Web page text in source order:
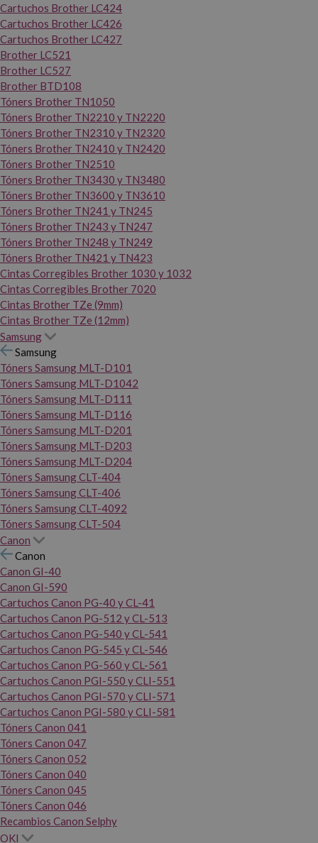
Cartuchos Brother LC424
Cartuchos Brother LC426
Cartuchos Brother LC427
Brother LC521
Brother LC527
Brother BTD108
Tóners Brother TN1050
Tóners Brother TN2210 y TN2220
Tóners Brother TN2310 y TN2320
Tóners Brother TN2410 y TN2420
Tóners Brother TN2510
Tóners Brother TN3430 y TN3480
Tóners Brother TN3600 y TN3610
Tóners Brother TN241 y TN245
Tóners Brother TN243 y TN247
Tóners Brother TN248 y TN249
Tóners Brother TN421 y TN423
Cintas Corregibles Brother 1030 y 1032
Cintas Corregibles Brother 7020
Cintas Brother TZe (9mm)
Cintas Brother TZe (12mm)
Samsung
Samsung
Tóners Samsung MLT-D101
Tóners Samsung MLT-D1042
Tóners Samsung MLT-D111
Tóners Samsung MLT-D116
Tóners Samsung MLT-D201
Tóners Samsung MLT-D203
Tóners Samsung MLT-D204
Tóners Samsung CLT-404
Tóners Samsung CLT-406
Tóners Samsung CLT-4092
Tóners Samsung CLT-504
Canon
Canon
Canon GI-40
Canon GI-590
Cartuchos Canon PG-40 y CL-41
Cartuchos Canon PG-512 y CL-513
Cartuchos Canon PG-540 y CL-541
Cartuchos Canon PG-545 y CL-546
Cartuchos Canon PG-560 y CL-561
Cartuchos Canon PGI-550 y CLI-551
Cartuchos Canon PGI-570 y CLI-571
Cartuchos Canon PGI-580 y CLI-581
Tóners Canon 041
Tóners Canon 047
Tóners Canon 052
Tóners Canon 040
Tóners Canon 045
Tóners Canon 046
Recambios Canon Selphy
OKI